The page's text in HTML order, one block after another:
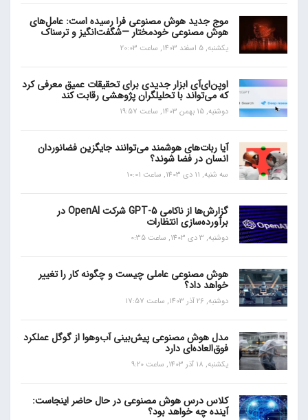
موج جدید هوش مصنوعی فرا رسیده است: عامل‌های
هوش مصنوعی خودمختار —شگفت‌انگیز و ترسناک
یکشنبه, 5 اسفند 1403, ساعت 20:03
اوپن‌ای‌آی ابزار جدیدی برای تحقیقات عمیق معرفی کرد
که می‌تواند با تحلیلگران پژوهشی رقابت کند
دوشنبه, 15 بهمن 1403, ساعت 19:57
آیا ربات‌های هوشمند می‌توانند جایگزین فضانوردان
انسان در فضا شوند؟
سه شنبه, 11 دی 1403, ساعت 10:01
گزارش‌ها از ناکامی GPT-5 شرکت OpenAI در
برآورده‌سازی انتظارات
دوشنبه, 3 دی 1403, ساعت 0:35
هوش مصنوعی عاملی چیست و چگونه کار را تغییر
خواهد داد؟
دوشنبه, 26 آذر 1403, ساعت 17:57
مدل هوش مصنوعی پیش‌بینی آب‌و‌هوا از گوگل عملکرد
فوق‌العاده‌ای دارد
یکشنبه, 18 آذر 1403, ساعت 9:20
کلاس درس هوش مصنوعی در حال حاضر اینجاست:
آینده چه خواهد بود؟